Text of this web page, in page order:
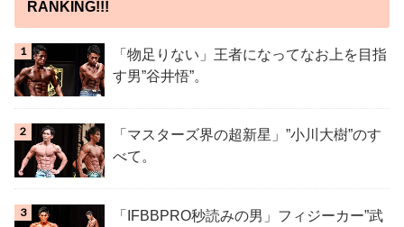
RANKING!!!
「物足りない」王者になってなお上を目指
す男”谷井悟”。
「マスターズ界の超新星」”小川大樹”のす
べて。
「IFBBPRO秒読みの男」フィジーカー”武